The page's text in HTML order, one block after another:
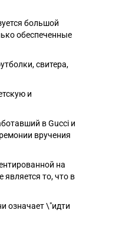
большой
обеспеченные
свитера,
и
в Gucci и
вручения
на
то, что в
означает \"идти